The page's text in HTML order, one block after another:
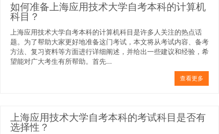
如何准备上海应用技术大学自考本科的计算机
科目？
上海应用技术大学自考本科的计算机科目是许多人关注的热点话
题。为了帮助大家更好地准备这门考试，本文将从考试内容、备考
方法、复习资料等方面进行详细阐述，并给出一些建议和经验，希
望能对广大考生有所帮助。首先...
查看更多
上海应用技术大学自考本科的考试科目是否有
选择性？